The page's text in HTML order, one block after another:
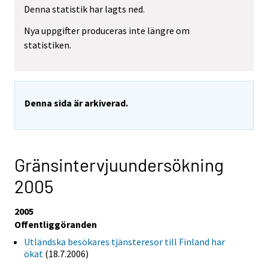
Denna statistik har lagts ned.
Nya uppgifter produceras inte längre om
statistiken.
Denna sida är arkiverad.
Gränsintervjuundersökning
2005
2005
Offentliggöranden
Utländska besökares tjänsteresor till Finland har
ökat (18.7.2006)